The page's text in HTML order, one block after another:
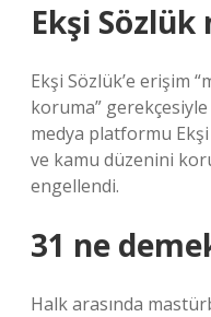
Ekşi Sözlük
Ekşi Sözlük’e erişim
koruma”
medya platformu
ve kamu düzenini
engellendi.
31 ne
Halk arasında